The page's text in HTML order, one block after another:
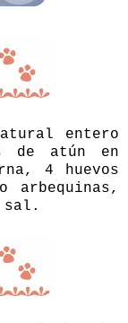
entero
de atún en
4 huevos
sal.